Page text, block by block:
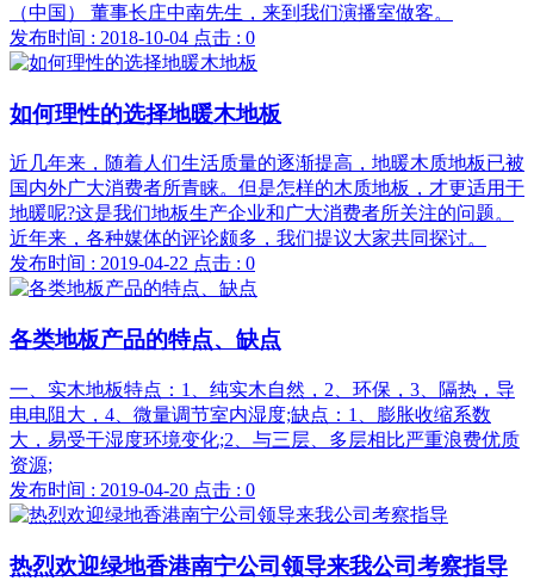
（中国） 董事长庄中南先生，来到我们演播室做客。
发布时间 : 2018-10-04 点击 : 0
如何理性的选择地暖木地板
近几年来，随着人们生活质量的逐渐提高，地暖木质地板已被
国内外广大消费者所青睐。但是怎样的木质地板，才更适用于
地暖呢?这是我们地板生产企业和广大消费者所关注的问题。
近年来，各种媒体的评论颇多，我们提议大家共同探讨。
发布时间 : 2019-04-22 点击 : 0
各类地板产品的特点、缺点
一、实木地板特点：1、纯实木自然，2、环保，3、隔热，导
电电阻大，4、微量调节室内湿度;缺点：1、膨胀收缩系数
大，易受干湿度环境变化;2、与三层、多层相比严重浪费优质
资源;
发布时间 : 2019-04-20 点击 : 0
热烈欢迎绿地香港南宁公司领导来我公司考察指导